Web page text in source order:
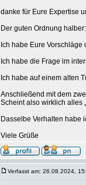
danke für Eure Expertise
Der guten Ordnung halber:
Ich habe Eure Vorschläge
Ich habe die Frage im
Ich habe auf einem alten
Anschließend mit dem
Scheint also wirklich alles
Dasselbe Verhalten habe
Viele Grüße
Verfasst am: 26.08.2024,